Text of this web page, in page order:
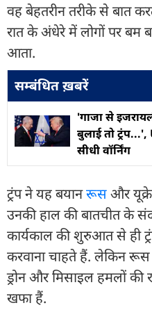
वह बेहतरीन तरीके से बात
रात के अंधेरे में लोगों पर बम
आता.
सम्बंधित ख़बरें
'गाजा से
बुलाई तो
सीधी वॉर्निंग
ट्रंप ने यह बयानरूसऔर
उनकी हाल की बातचीत के
कार्यकाल की शुरुआत से ही
करवाना चाहते हैं. लेकिन रूस
ड्रोन और मिसाइल हमलों की
खफा हैं.